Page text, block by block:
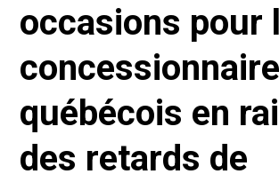
occasions pour
québécois en
des retards de